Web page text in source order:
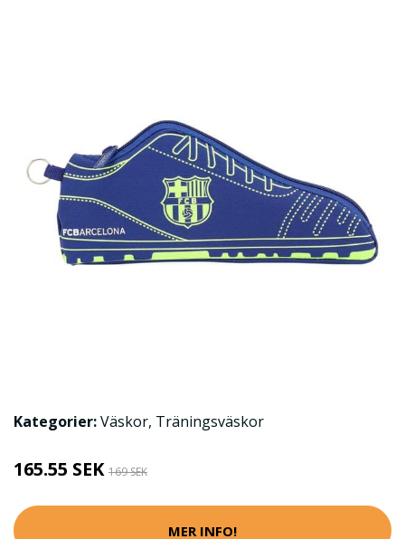
Kategorier:Väskor, Träningsväskor
165.55 SEK 169 SEK
MER INFO!